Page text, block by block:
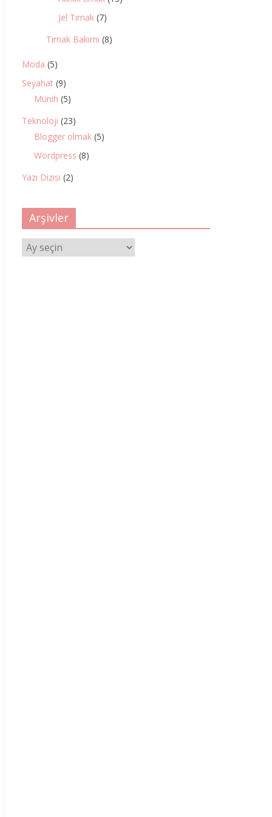
Jel Tırnak (7)
Tırnak Bakımı (8)
Moda (5)
Seyahat (9)
Münih (5)
Teknoloji (23)
Blogger olmak (5)
Wordpress (8)
Yazı Dizisi (2)
Arşivler
Arşivler